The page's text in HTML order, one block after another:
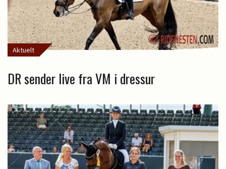
Aktuelt
DR sender live fra VM i dressur